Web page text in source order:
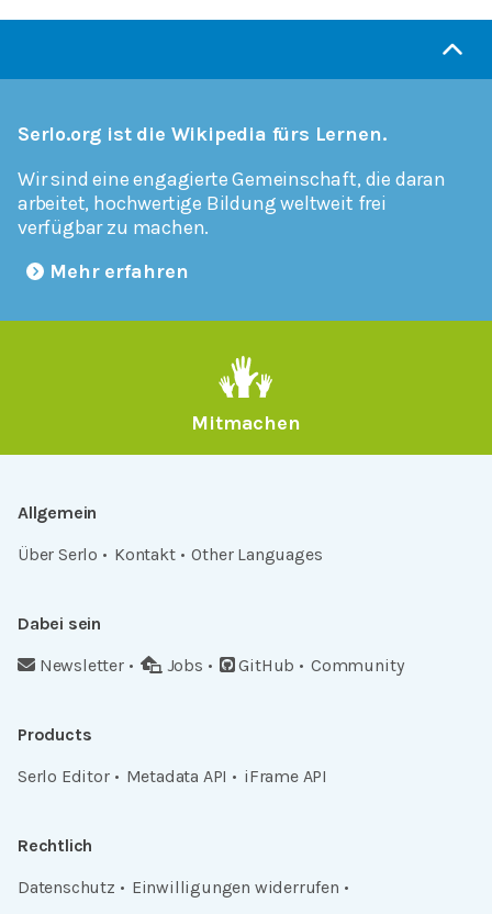
Serlo.org ist die Wikipedia fürs Lernen.
Wir sind eine engagierte Gemeinschaft, die daran
arbeitet, hochwertige Bildung weltweit frei
verfügbar zu machen.
Mehr erfahren
Mitmachen
Allgemein
Über Serlo
Kontakt Other Languages
Dabei sein
Newsletter
Jobs GitHub Community
Products
Serlo Editor
Metadata API iFrame API
Rechtlich
Datenschutz
Einwilligungen widerrufen